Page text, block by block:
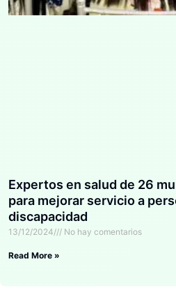
Expertos en salud de 26
para mejorar servicio a
discapacidad
13/12/2024 No hay comentarios
Read More »